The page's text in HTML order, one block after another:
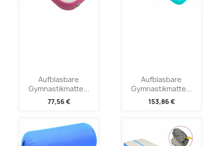
Aufblasbare
Gymnastikmatte...
77,56 €
Aufblasbare
Gymnastikmatte...
153,86 €